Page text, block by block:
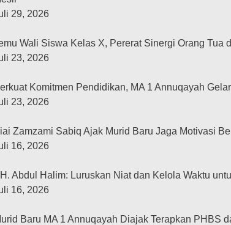
29, 2026
Wali Siswa Kelas X, Pererat Sinergi Orang Tua
23, 2026
Komitmen Pendidikan, MA 1 Annuqayah
23, 2026
Zamzami Sabiq Ajak Murid Baru Jaga Motivasi
16, 2026
Abdul Halim: Luruskan Niat dan Kelola Waktu
16, 2026
Baru MA 1 Annuqayah Diajak Terapkan PHBS